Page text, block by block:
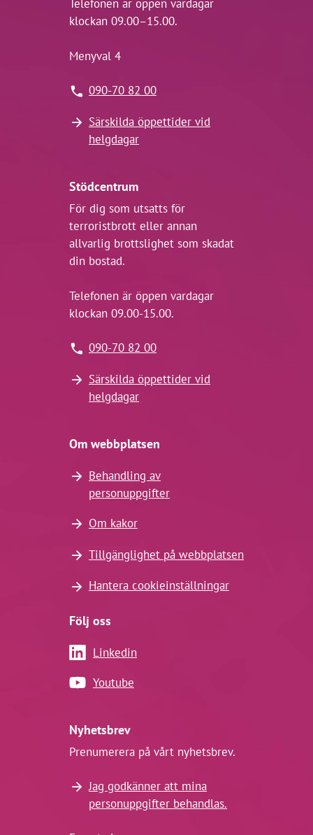
Telefonen är öppen vardagar
klockan 09.00–15.00.
Menyval 4
090-70 82 00
Särskilda öppettider vid
helgdagar
Stödcentrum
För dig som utsatts för
terroristbrott eller annan
allvarlig brottslighet som skadat
din bostad.
Telefonen är öppen vardagar
klockan 09.00-15.00.
090-70 82 00
Särskilda öppettider vid
helgdagar
Om webbplatsen
Behandling av
personuppgifter
Om kakor
Tillgänglighet på webbplatsen
Hantera cookieinställningar
Följ oss
Linkedin
Youtube
Nyhetsbrev
Prenumerera på vårt nyhetsbrev.
Jag godkänner att mina
personuppgifter behandlas.